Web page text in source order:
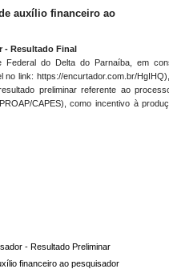
auxílio financeiro ao
- Resultado Final
Federal do Delta do Parnaíba, em
no link: https://encurtador.com.br/
preliminar referente ao
CAPES), como incentivo à
- Resultado Preliminar
financeiro ao pesquisador